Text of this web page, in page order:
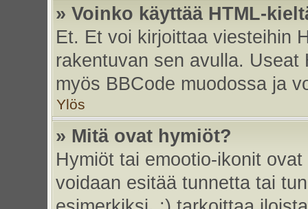
» Voinko käyttää HTML-
Et. Et voi kirjoittaa viesteihin
rakentuvan sen avulla.
myös BBCode muodossa ja
Ylös
» Mitä ovat hymiöt?
Hymiöt tai emootio-ikonit
voidaan esitää tunnetta tai